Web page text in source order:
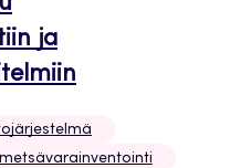
ja
metsävarainventointi